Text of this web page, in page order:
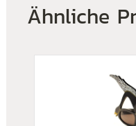
Ähnliche